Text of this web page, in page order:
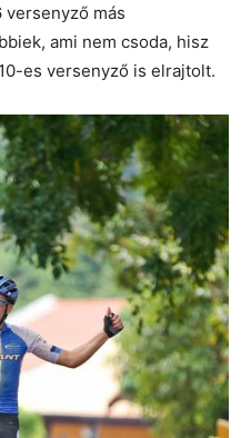
más
ami nem csoda, hisz
es versenyző is elrajtolt.